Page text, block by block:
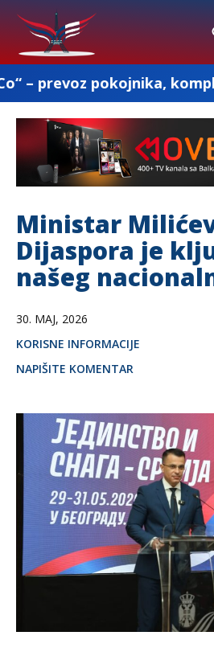
kompletna
Ministar
Dijaspora je
našeg
30. MAJ, 2026
KORISNE INFORMACIJE
NAPIŠITE KOMENTAR